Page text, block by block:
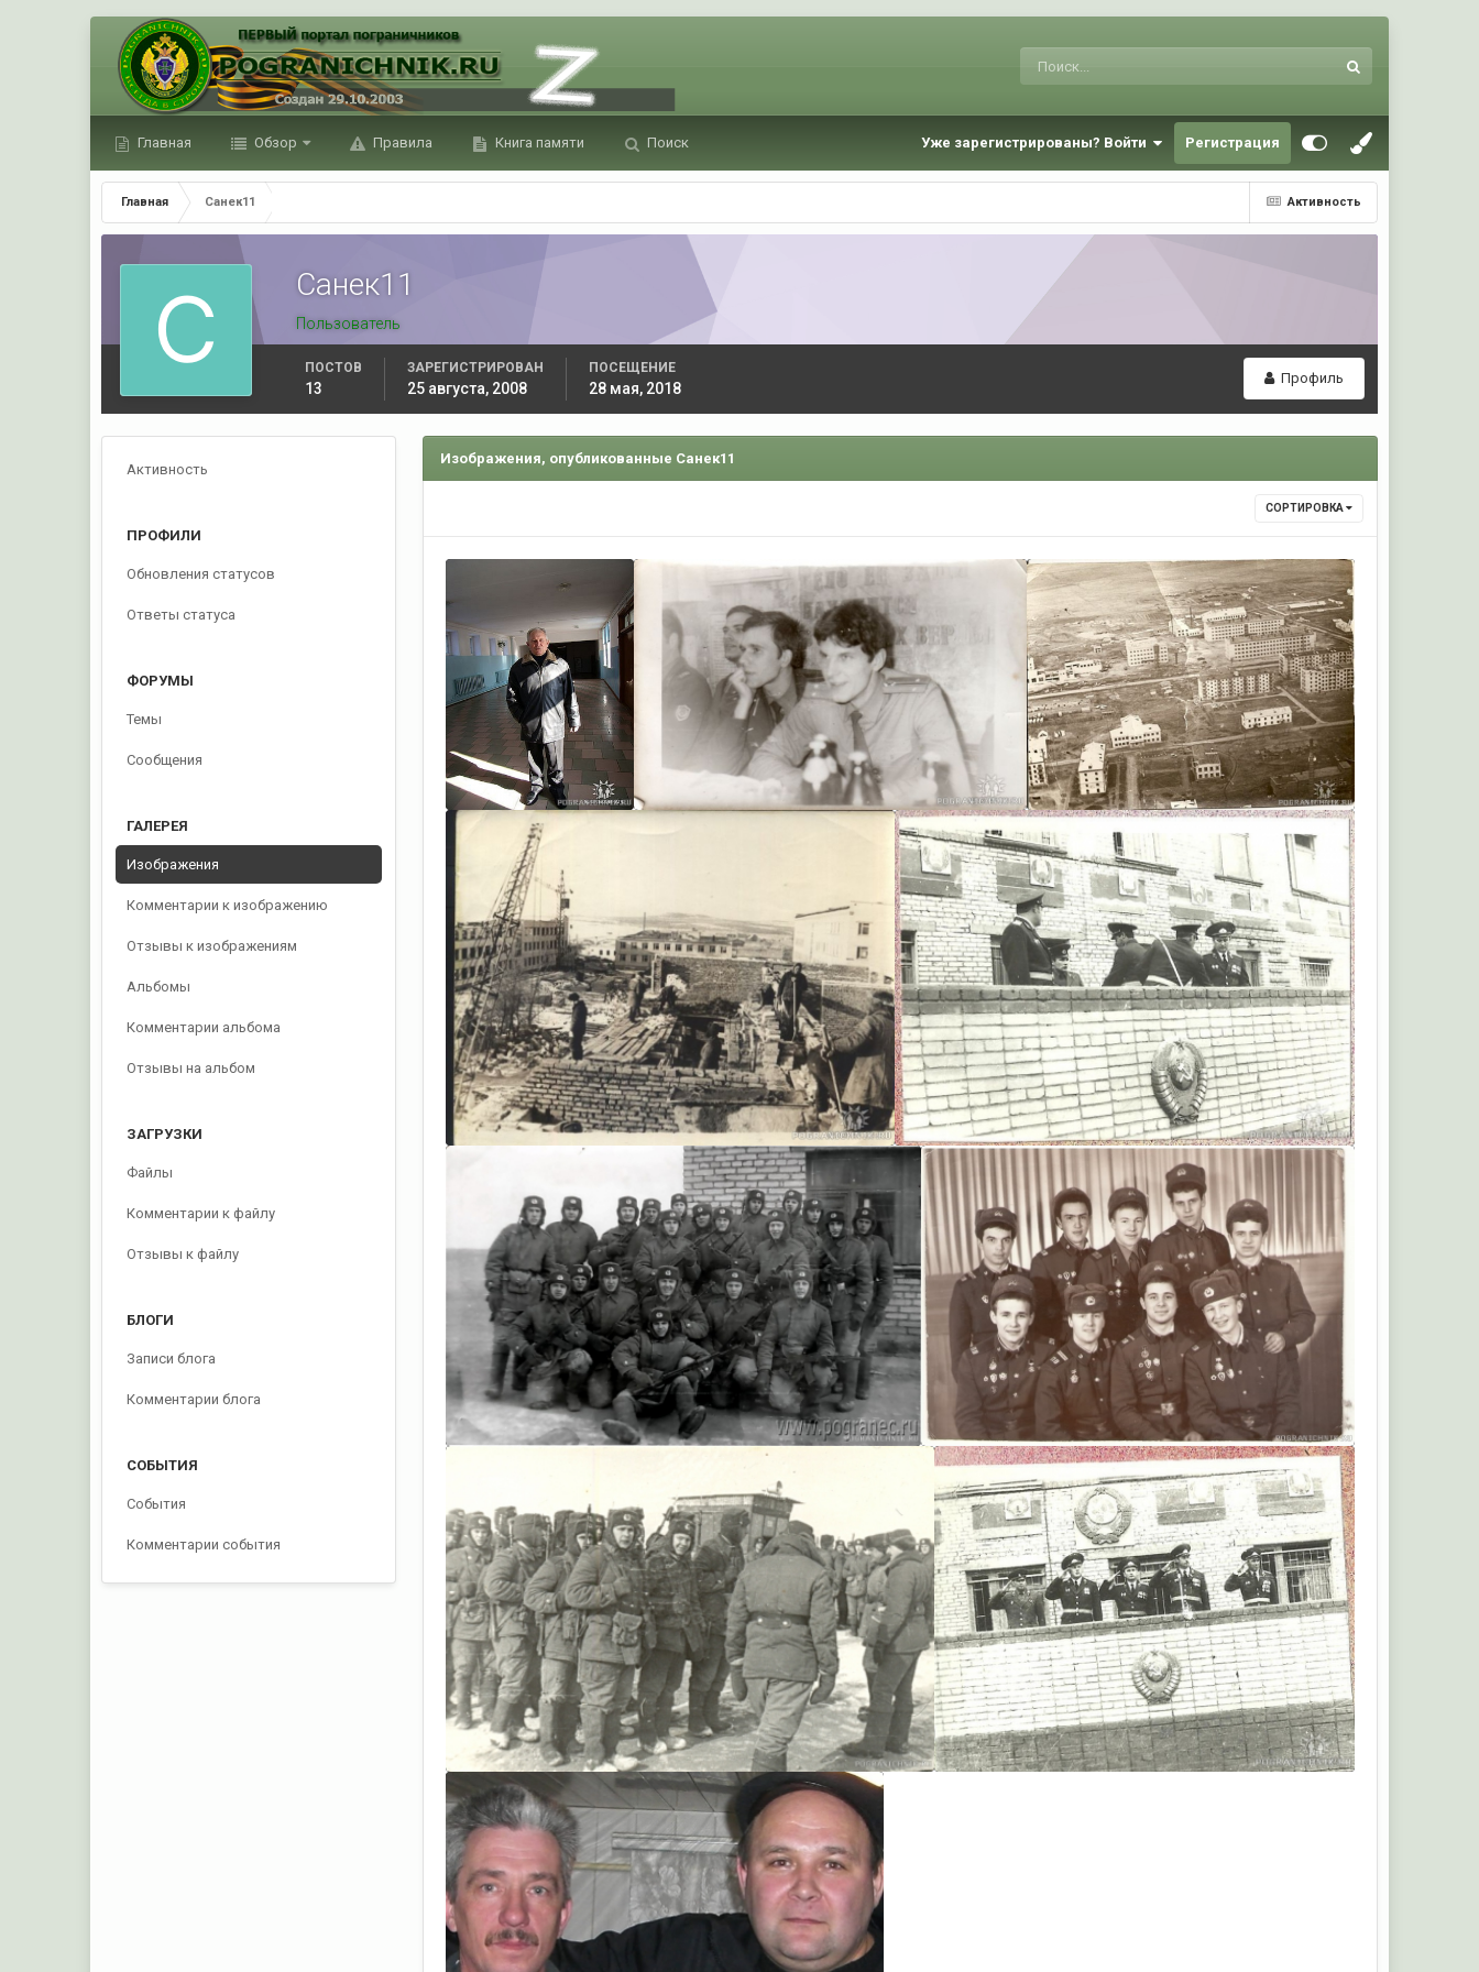
Главная Обзор Правила Книга памяти Поиск Уже зарегистрированы? Войти Регистрация
Активность
Главная Санек11
Санек11
Пользователь
Профиль
ПОСТОВ
13
ЗАРЕГИСТРИРОВАН
25 августа, 2008
ПОСЕЩЕНИЕ
28 мая, 2018
Активность
ПРОФИЛИ
Обновления статусов
Ответы статуса
ФОРУМЫ
Темы
Сообщения
ГАЛЕРЕЯ
Изображения
Комментарии к изображению
Отзывы к изображениям
Альбомы
Комментарии альбома
Отзывы на альбом
ЗАГРУЗКИ
Файлы
Комментарии к файлу
Отзывы к файлу
БЛОГИ
Записи блога
Комментарии блога
СОБЫТИЯ
События
Комментарии события
Изображения, опубликованные Санек11
СОРТИРОВКА
Санек11 Санек11
Санек11 Санек11
Санек11 Санек11
Санек11 Санек11